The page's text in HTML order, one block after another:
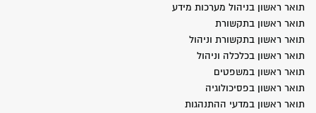
תואר ראשון בניהול מערכות מידע
תואר ראשון בתקשורת
תואר ראשון בתקשורת וניהול
תואר ראשון בכלכלה וניהול
תואר ראשון במשפטים
תואר ראשון בפסיכולוגיה
תואר ראשון במדעי ההתנהגות